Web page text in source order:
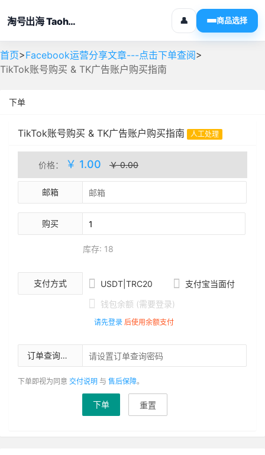
淘号出海 Taohaochuhai 👤 商品选择
首页>Facebook运营分享文章---点击下单查阅>
TikTok账号购买 & TK广告账户购买指南
下单
TikTok账号购买 & TK广告账户购买指南 人工处理
价格： ￥ 1.00 ￥ 0.00
邮箱
购买
库存: 18
支付方式  USDT|TRC20  支付宝当面付
 钱包余额 (需要登录)
请先登录 后使用余额支付
订单查询密码
下单即视为同意 交付说明 与 售后保障。
下单 重置